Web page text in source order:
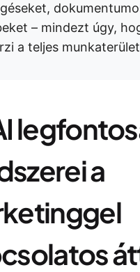
– mindezt úgy,
a teljes
a